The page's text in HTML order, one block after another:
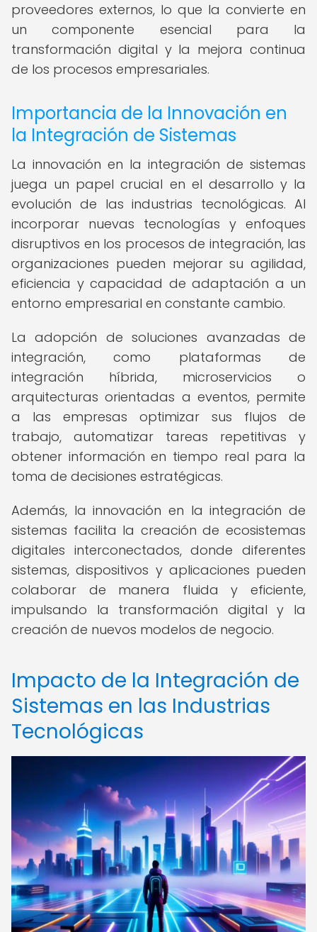
proveedores externos, lo que la convierte en
un componente esencial para la
transformación digital y la mejora continua
de los procesos empresariales.
Importancia de la Innovación en
la Integración de Sistemas
La innovación en la integración de sistemas
juega un papel crucial en el desarrollo y la
evolución de las industrias tecnológicas. Al
incorporar nuevas tecnologías y enfoques
disruptivos en los procesos de integración, las
organizaciones pueden mejorar su agilidad,
eficiencia y capacidad de adaptación a un
entorno empresarial en constante cambio.
La adopción de soluciones avanzadas de
integración, como plataformas de
integración híbrida, microservicios o
arquitecturas orientadas a eventos, permite
a las empresas optimizar sus flujos de
trabajo, automatizar tareas repetitivas y
obtener información en tiempo real para la
toma de decisiones estratégicas.
Además, la innovación en la integración de
sistemas facilita la creación de ecosistemas
digitales interconectados, donde diferentes
sistemas, dispositivos y aplicaciones pueden
colaborar de manera fluida y eficiente,
impulsando la transformación digital y la
creación de nuevos modelos de negocio.
Impacto de la Integración de
Sistemas en las Industrias
Tecnológicas